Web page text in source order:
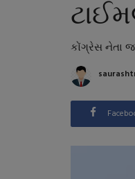
કોંગ્રેસ નેતા